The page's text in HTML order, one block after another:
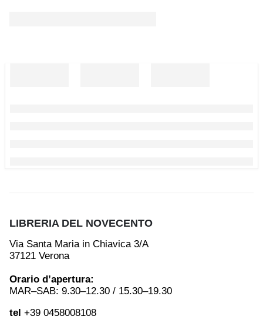
LIBRERIA DEL NOVECENTO
Via Santa Maria in Chiavica 3/A
37121 Verona
Orario d’apertura:
MAR–SAB: 9.30–12.30 / 15.30–19.30
tel +39 0458008108